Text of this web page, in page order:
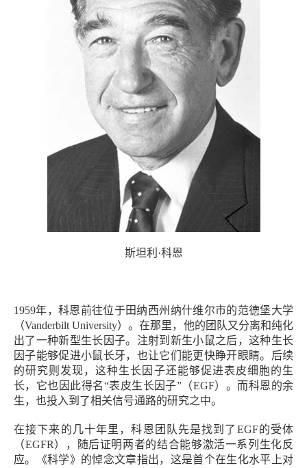
斯坦利·科恩
1959年，科恩前往位于田纳西州纳什维尔市的范德堡大学
（Vanderbilt University）。在那里，他的团队又分离和纯化
出了一种新型生长因子。注射到新生小鼠之后，这种生长
因子能够促进小鼠长牙，也让它们能更快睁开眼睛。后续
的研究则发现，这种生长因子还能够促进表皮细胞的生
长，它也因此得名“表皮生长因子”（EGF）。而科恩的余
生，也投入到了相关信号通路的研究之中。
在接下来的几十年里，科恩团队先是找到了EGF的受体
（EGFR），随后证明两者的结合能够激活一系列生化反
应。《科学》的悼念文章指出，这是首个在生化水平上对